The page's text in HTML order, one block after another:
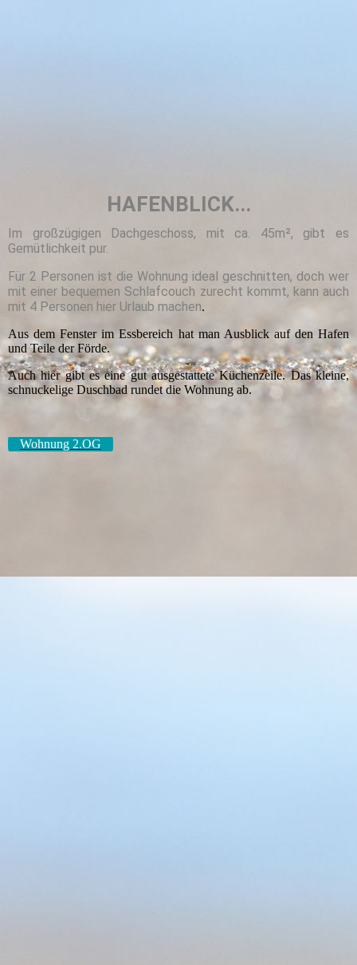
HAFENBLICK...
Im großzügigen Dachgeschoss, mit ca. 45m², gibt es
Gemütlichkeit pur.
Für 2 Personen ist die Wohnung ideal geschnitten, doch wer
mit einer bequemen Schlafcouch zurecht kommt, kann auch
mit 4 Personen hier Urlaub machen.
Aus dem Fenster im Essbereich hat man Ausblick auf den Hafen
und Teile der Förde.
Auch hier gibt es eine gut ausgestattete Küchenzeile. Das kleine,
schnuckelige Duschbad rundet die Wohnung ab.
Wohnung 2.OG